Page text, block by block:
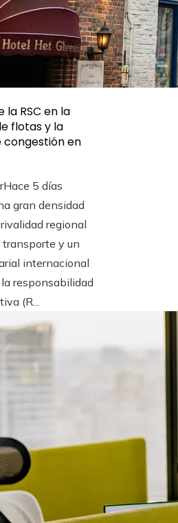
la RSC en la
flotas y la
congestión en
Hace 5 días
gran densidad
regional
y un
internacional
responsabilidad
(R...